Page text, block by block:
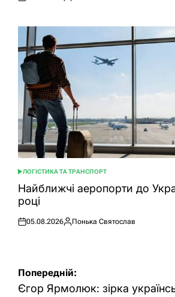
ОПУБЛІКУВАТИ
У
ЛОГІСТИКА ТА ТРАНСПОРТ
Найближчі аеропорти до
році
Оприлюднено
05.08.2026
Опубліковано
Понька Святослав
Навігація
записів
Попередній:
Єгор Ярмолюк: зірка